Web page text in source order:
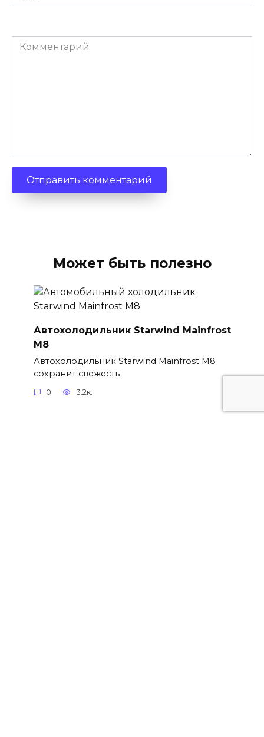
Комментарий
Может быть полезно
Автохолодильник Starwind Mainfrost
M8
Автохолодильник Starwind Mainfrost M8
сохранит свежесть
0 3.2к.